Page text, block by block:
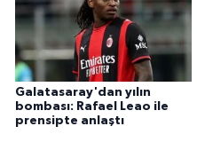
Galatasaray'dan yılın
bombası: Rafael Leao ile
prensipte anlaştı